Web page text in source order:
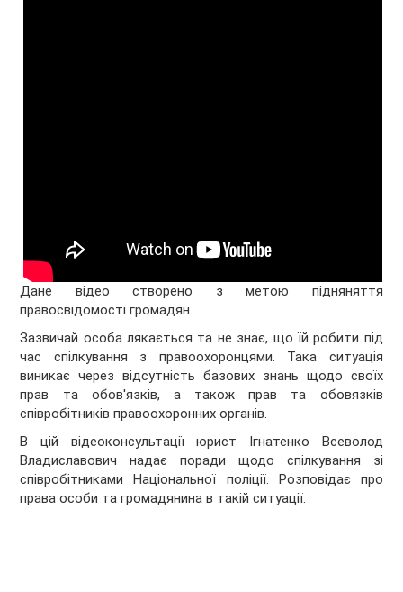
Дане відео створено з метою підняняття
правосвідомості громадян.
Зазвичай особа лякається та не знає, що їй робити під
час спілкування з правоохоронцями. Така ситуація
виникає через відсутність базових знань щодо своїх
прав та обов'язків, а також прав та обовязків
співробітників правоохоронних органів.
В цій відеоконсультації юрист Ігнатенко Всеволод
Владиславович надає поради щодо спілкування зі
співробітниками Національної поліції. Розповідає про
права особи та громадянина в такій ситуації.